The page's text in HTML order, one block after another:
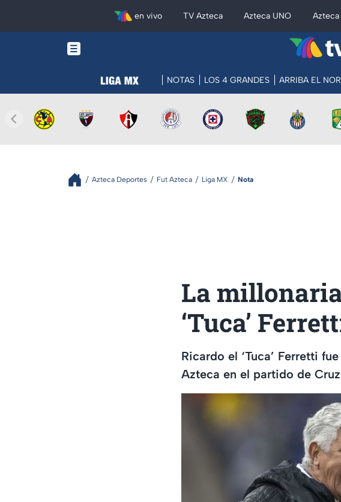
en vivo TV Azteca Azteca UNO Azteca
NOTAS LOS 4 GRANDES ARRIBA EL
Azteca Deportes Fut Azteca Liga MX Nota
La
‘Tuca’
Ricardo el ‘Tuca’ Ferretti
Azteca en el partido de